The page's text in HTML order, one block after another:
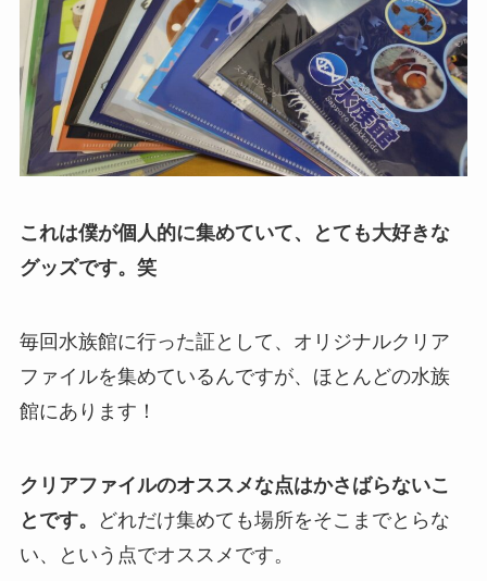
これは僕が個人的に集めていて、とても大好きな
グッズです。笑
毎回水族館に行った証として、オリジナルクリア
ファイルを集めているんですが、ほとんどの水族
館にあります！
クリアファイルのオススメな点はかさばらないこ
とです。
どれだけ集めても場所をそこまでとらな
い、という点でオススメです。